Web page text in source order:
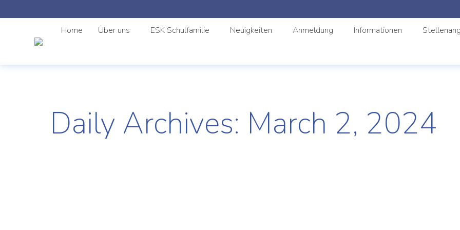
Home Über uns ESK Schulfamilie Neuigkeiten Anmeldung Informationen
Daily Archives: March 2, 2024